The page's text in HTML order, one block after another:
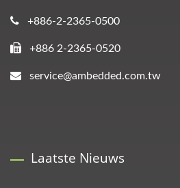
+886-2-2365-0500
+886 2-2365-0520
service@ambedded.com.tw
Laatste Nieuws